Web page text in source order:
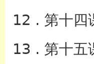
12 . 第十四
13 . 第十五